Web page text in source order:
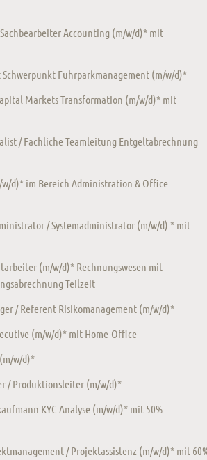
Accounting (m/w/d)* mit
Fuhrparkmanagement (m/w/d)*
Markets Transformation (m/w/d)* mit
/ Fachliche Teamleitung Entgeltabrechnung
d)* im Bereich Administration & Office
/ Systemadministrator (m/w/d) * mit
(m/w/d)* Rechnungswesen mit
Teilzeit
/ Referent Risikomanagement (m/w/d)*
(m/w/d)* mit Home-Office
w/d)*
/ Produktionsleiter (m/w/d)*
KYC Analyse (m/w/d)* mit 50%
/ Projektassistenz (m/w/d)* mit